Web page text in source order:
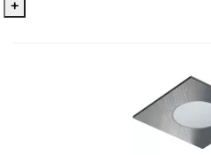
+